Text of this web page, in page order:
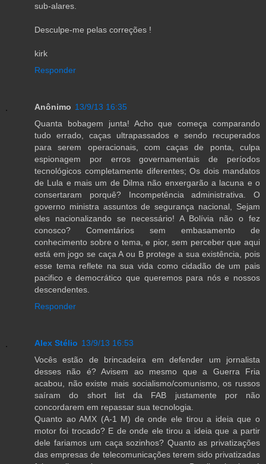
sub-alares.
Desculpe-me pelas correções !
kirk
Responder
Anônimo 13/9/13 16:35
Quanta bobagem junta! Acho que começa comparando
tudo errado, caças ultrapassados e sendo recuperados
para serem operacionais, com caças de ponta, culpa
espionagem por erros governamentais de períodos
tecnológicos completamente diferentes; Os dois mandatos
de Lula e mais um de Dilma não enxergarão a lacuna e o
consertaram porquê? Incompetência administrativa. O
governo ministra assuntos de segurança nacional, Sejam
eles nacionalizando se necessário! A Bolívia não o fez
conosco? Comentários sem embasamento de
conhecimento sobre o tema, e pior, sem perceber que aqui
está em jogo se caça A ou B protege a sua existência, pois
esse tema reflete na sua vida como cidadão de um pais
pacifico e democrático que queremos para nós e nossos
descendentes.
Responder
Alex Stélio 13/9/13 16:53
Vocês estão de brincadeira em defender um jornalista
desses não é? Avisem ao mesmo que a Guerra Fria
acabou, não existe mais socialismo/comunismo, os russos
saíram do short list da FAB justamente por não
concordarem em repassar sua tecnologia.
Quanto ao AMX (A-1 M) de onde ele tirou a ideia que o
motor foi trocado? E de onde ele tirou a ideia que a partir
dele fariamos um caça sozinhos? Quanto as privatizações
das empresas de telecomunicações terem sido privatizadas